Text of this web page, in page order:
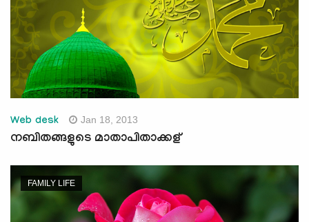
Web desk Jan 18, 2013
നബിതങ്ങളുടെ മാതാപിതാക്കള്
FAMILY LIFE